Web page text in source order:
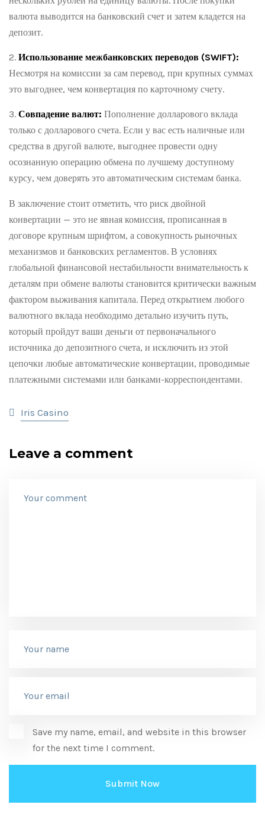
валюта выводится на банковский счет и затем кладется на
депозит.
Использование межбанковских переводов (SWIFT):
Несмотря на комиссии за сам перевод, при крупных суммах
это выгоднее, чем конвертация по карточному счету.
Совпадение валют: Пополнение долларового вклада
только с долларового счета. Если у вас есть наличные или
средства в другой валюте, выгоднее провести одну
осознанную операцию обмена по лучшему доступному
курсу, чем доверять это автоматическим системам банка.
В заключение стоит отметить, что риск двойной
конвертации — это не явная комиссия, прописанная в
договоре крупным шрифтом, а совокупность рыночных
механизмов и банковских регламентов. В условиях
глобальной финансовой нестабильности внимательность к
деталям при обмене валюты становится критически важным
фактором выживания капитала. Перед открытием любого
валютного вклада необходимо детально изучить путь,
который пройдут ваши деньги от первоначального
источника до депозитного счета, и исключить из этой
цепочки любые автоматические конвертации, проводимые
платежными системами или банками-корреспондентами.
Iris Casino
Leave a comment
Save my name, email, and website in this browser
for the next time I comment.